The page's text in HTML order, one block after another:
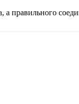
а правильного